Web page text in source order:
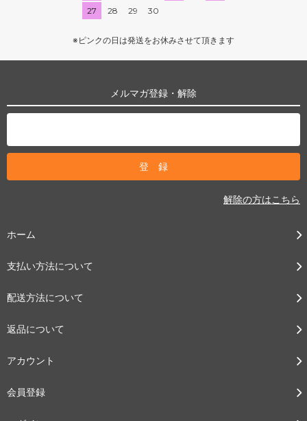
27
28 29 30
※ピンクの日は発送をお休みさせて頂きます
メルマガ登録・解除
解除の方はこちら
ホーム
支払い方法について
配送方法について
返品について
アカウント
会員登録